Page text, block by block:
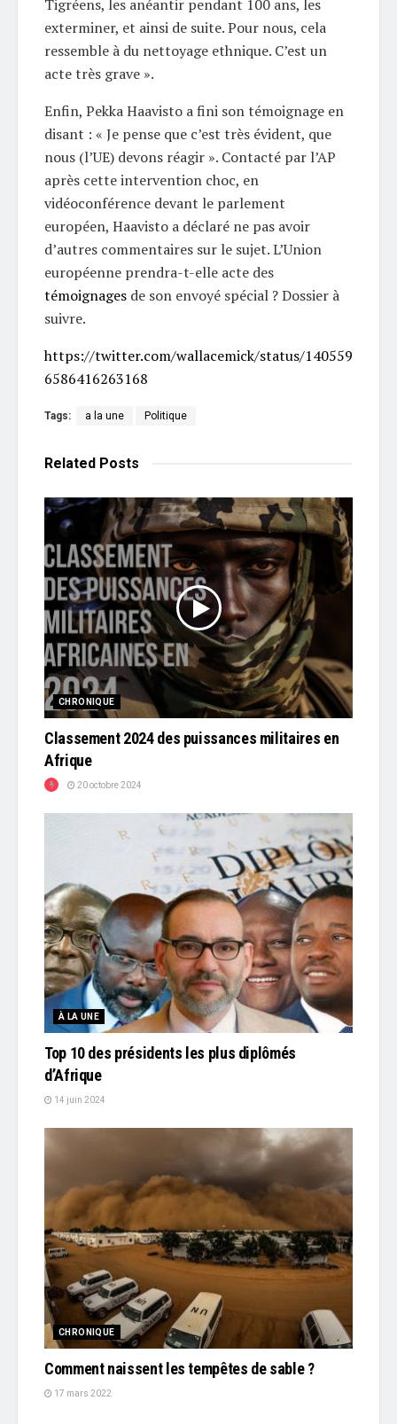
Tigréens, les anéantir pendant 100 ans, les
exterminer, et ainsi de suite. Pour nous, cela
ressemble à du nettoyage ethnique. C’est un
acte très grave ».
Enfin, Pekka Haavisto a fini son témoignage en
disant : « Je pense que c’est très évident, que
nous (l’UE) devons réagir ». Contacté par l’AP
après cette intervention choc, en
vidéoconférence devant le parlement
européen, Haavisto a déclaré ne pas avoir
d’autres commentaires sur le sujet. L’Union
européenne prendra-t-elle acte des
témoignages de son envoyé spécial ? Dossier à
suivre.
https://twitter.com/wallacemick/status/140559
6586416263168
Tags: a la une Politique
Related Posts
CHRONIQUE
Classement 2024 des puissances militaires en
Afrique
20 octobre 2024
À LA UNE
Top 10 des présidents les plus diplômés
d’Afrique
14 juin 2024
CHRONIQUE
Comment naissent les tempêtes de sable ?
17 mars 2022